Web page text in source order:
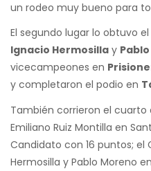
un rodeo muy bueno para
El segundo lugar lo obtuvo el
Ignacio Hermosilla y
vicecampeones en
y completaron el podio en
También corrieron el cuarto
Emiliano Ruiz Montilla en
Candidato con 16 puntos; el
Hermosilla y Pablo Moreno